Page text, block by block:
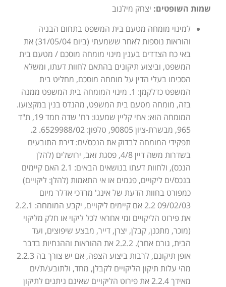
שמות השופטים: יצחק מילנוב
למינוי מומחה מטעם בית המשפט בתחום הבניה
והוראות נוספות לאחר ששמעתי (ביום 31/05/04) את
באי כח הצדדים בענין מינוי מומחה מוסכם / מטעם בית
המשפט, וביצוע תיקונים בהתאם לחוות דעתו, ומשלא
הסכימו בעלי הדין על מומחה מוסכם, מחליט בית
המשפט כדלקמן: 1. מינוי המומחה בית המשפט ממנה
בזה, מומחה מטעם בית המשפט, מהנדס בנין במקצועו.
המומחה הוא: אחי קליין שמענו: רח' שדה חמד 19, ת"ד
965, מבשרת-ציון 90805, טלפון: 6529988/02. 2.
תפקידי המומחה לבדוק את הנכס/ים: דירת התובעים
בשדרות משה דיין 4/8, פסגת זאב, ירושלים (להלן
הנכס), ולחוות דעתו בנושאים הבאים: 2.1 האם קיימים
בנכס/ים ליקויים, פגמים או אי התאמות (להלן: ליקויים)
כמפורט בחוות הדעת של אינג' מרדכי אדלר מיום
09/02/03 2.2 אם קיימים ליקויים, יקבע המומחה: 2.2.1
את פירוט הליקויים ומי אחראי לכל ליקוי או חלק מליקוי
(מוכר, מתכנן, קבלן, יצרן, דייר, מבצע שיפוצים, ועד
הבית, גורם אחר). 2.2.2 את ההוראות וההנחיות בדבר
אופן תיקונם, לרבות ביצוע הצפה, אם יש צורך בה 2.2.3
מהי עלות תיקון הליקויים לקבלן, מחד, ולתובע/ת/ים
מאידך 2.2.4 את פירוט הליקויים שאינם ניתנים לתיקון